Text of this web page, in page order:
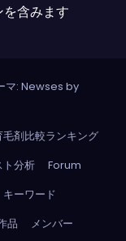
含みます
マ: Newses by
剤比較ランキング
分析
Forum
ーワード
品
メンバー